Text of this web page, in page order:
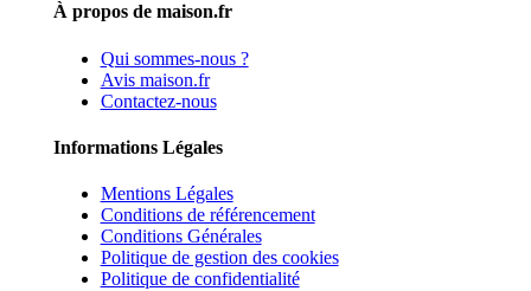
À propos de maison.fr
Qui sommes-nous ?
Avis maison.fr
Contactez-nous
Informations Légales
Mentions Légales
Conditions de référencement
Conditions Générales
Politique de gestion des cookies
Politique de confidentialité